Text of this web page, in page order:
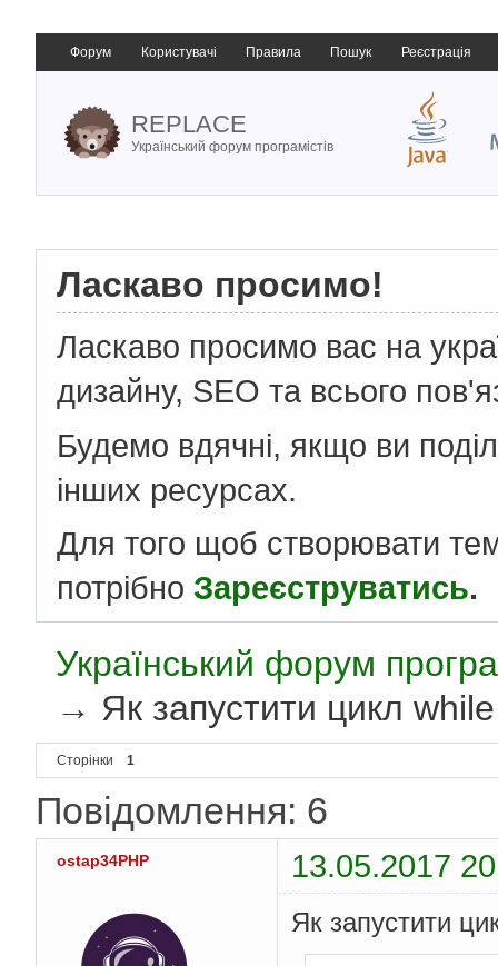
Форум Користувачі Правила Пошук Реєстрація
REPLACE
Український форум програмістів
Ласкаво просимо!
Ласкаво просимо вас на
дизайну, SEO та всього
Будемо вдячні, якщо ви
інших ресурсах.
Для того щоб створювати
потрібно Зареєструватись.
Український форум
→ Як запустити цикл
Сторінки 1
Повідомлення: 6
ostap34PHP 13.05.2017
Як запустити